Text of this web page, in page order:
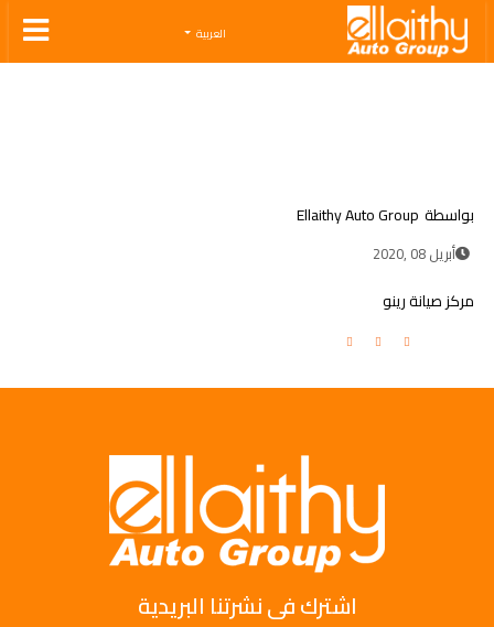
Ellaithy Auto Group
العربية
بواسطة Ellaithy Auto Group
أبريل 08 ,2020
مركز صيانة رينو
اشترك فى نشرتنا البريدية